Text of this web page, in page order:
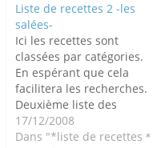
Liste de recettes 2 -les
salées-
Ici les recettes sont
classées par catégories.
En espérant que cela
facilitera les recherches.
Deuxième liste des
recettes, les salées: (la
première partie: les
17/12/2008
Dans "*liste de recettes＊